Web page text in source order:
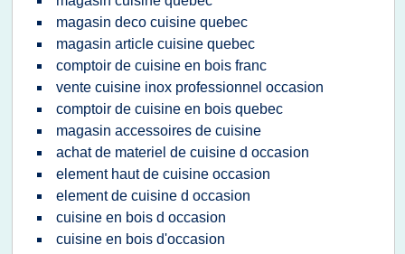
magasin deco cuisine quebec
magasin article cuisine quebec
comptoir de cuisine en bois franc
vente cuisine inox professionnel occasion
comptoir de cuisine en bois quebec
magasin accessoires de cuisine
achat de materiel de cuisine d occasion
element haut de cuisine occasion
element de cuisine d occasion
cuisine en bois d occasion
cuisine en bois d'occasion